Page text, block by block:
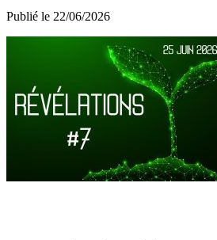
Publié le 22/06/2026